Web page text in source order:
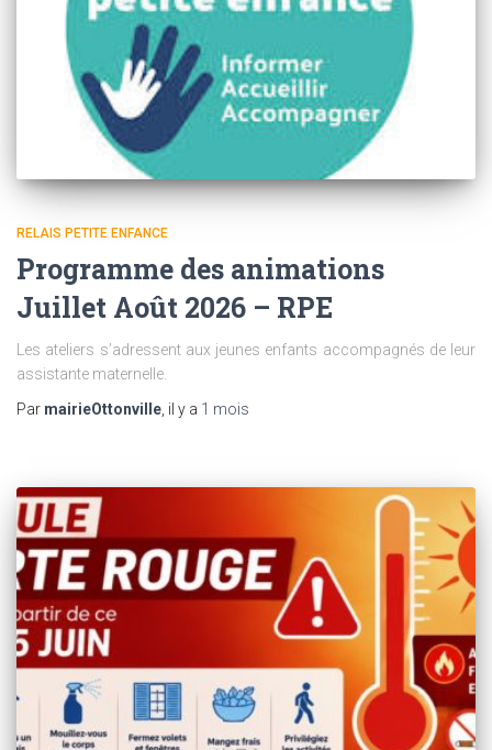
RELAIS PETITE ENFANCE
Programme des animations
Juillet Août 2026 – RPE
Les ateliers s’adressent aux jeunes enfants accompagnés de leur
assistante maternelle.
Par mairieOttonville , il y a 1 mois